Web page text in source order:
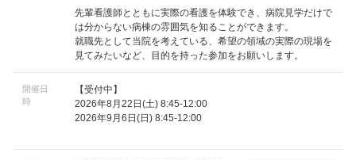
先輩看護師とともに実際の看護を体験でき、病院見学だけで
は分からない病棟の雰囲気を知ることができます。
就職先として当院を考えている、希望の領域の実際の現場を
見てみたいなど、目的を持った参加をお願いします。
開催日
時
【受付中】
2026年8月22日(土) 8:45-12:00
2026年9月6日(日) 8:45-12:00